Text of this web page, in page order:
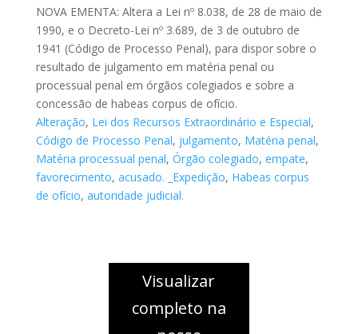
NOVA EMENTA: Altera a Lei nº 8.038, de 28 de maio de
1990, e o Decreto-Lei nº 3.689, de 3 de outubro de
1941 (Código de Processo Penal), para dispor sobre o
resultado de julgamento em matéria penal ou
processual penal em órgãos colegiados e sobre a
concessão de habeas corpus de ofício.
Alteração, Lei dos Recursos Extraordinário e Especial,
Código de Processo Penal, julgamento, Matéria penal,
Matéria processual penal, Órgão colegiado, empate,
favorecimento, acusado. _Expedição, Habeas corpus
de ofício, autoridade judicial.
Visualizar
completo na